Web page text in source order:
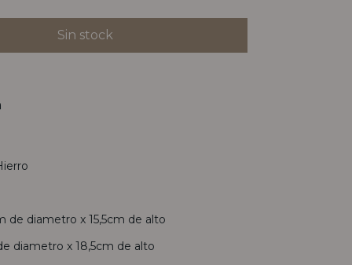
de diametro x 15,5cm de alto
diametro x 18,5cm de alto